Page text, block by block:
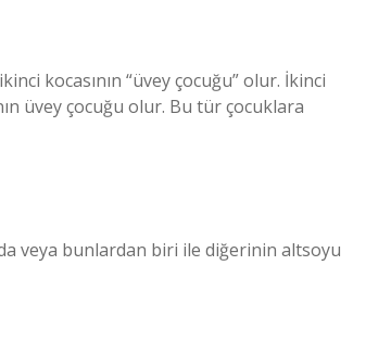
kocasının “üvey çocuğu” olur. İkinci
üvey çocuğu olur. Bu tür çocuklara
veya bunlardan biri ile diğerinin altsoyu